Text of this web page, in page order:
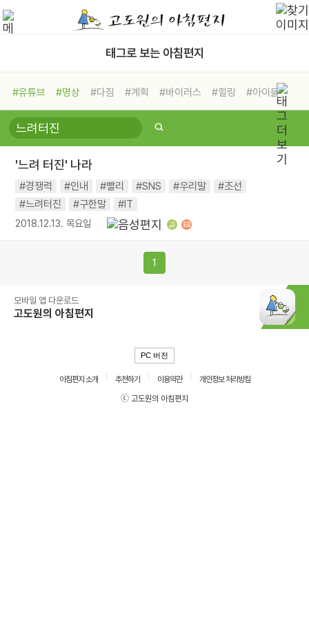
태그로 보는 아침편지
#유튜브 #명상 #다짐 #계획 #바이러스 #힐링
#아이들
#비전캠프
#독서캠프 #삶
#희망
#나눔 #친구 #링컨학교
#독서
#건강 #면역력
'느려 터진' 나라
#경쟁력 #인내 #빨리 #SNS #우리말
#조선
#느려터진
#구한말 #IT
2018.12.13. 목요일
1
모바일 앱 다운로드
고도원의 아침편지
PC 버전
아침편지 소개 추천하기 이용약관
개인정보 처리방침
ⓒ 고도원의 아침편지